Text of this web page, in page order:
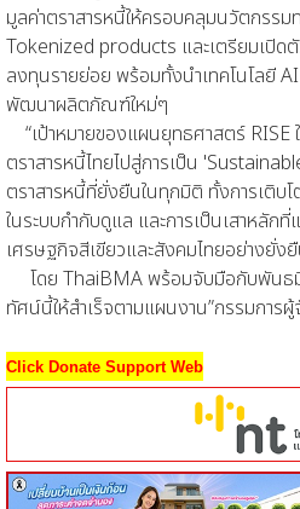
มูลค่าตราสารหนี้ให้ครอบคลุมนวัตกรรม
Tokenized products และเตรียมเปิด
ลงทุนรายย่อย พร้อมทั้งนำเทคโนโลยี AI
พัฒนาผลิตภัณฑ์ใหม่ๆ
“เป้าหมายของแผนยุทธศาสตร์ RISE
ตราสารหนี้ไทยไปสู่การเป็น
ตราสารหนี้ที่ยั่งยืนในทุกมิติ ทั้งการเติบ
ในระบบกำกับดูแล และการเป็นเสาหลัก
เศรษฐกิจสีเขียวและสังคมไทยอย่างยั่ง
โดย ThaiBMA พร้อมจับมือกับพันธ
ทัศน์นี้ให้สำเร็จตามแผนงาน”กรรมการ
Click Donate Support Web